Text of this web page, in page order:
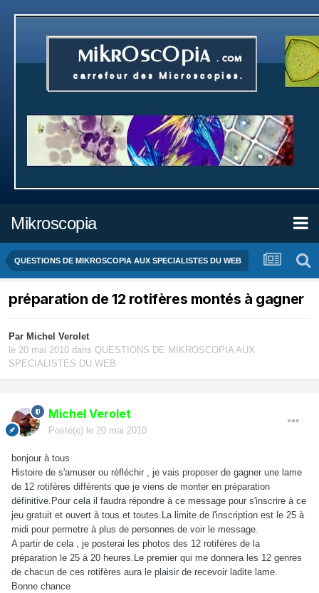
Mikroscopia
QUESTIONS DE MIKROSCOPIA AUX SPECIALISTES DU WEB
préparation de 12 rotifères montés à gagner
Par Michel Verolet
le 20 mai 2010 dans QUESTIONS DE MIKROSCOPIA AUX
SPECIALISTES DU WEB
Michel Verolet
Posté(e) le 20 mai 2010
bonjour à tous
Histoire de s'amuser ou réfléchir , je vais proposer de gagner une lame
de 12 rotifères différents que je viens de monter en préparation
définitive.Pour cela il faudra répondre à ce message pour s'inscrire à ce
jeu gratuit et ouvert à tous et toutes.La limite de l'inscription est le 25 à
midi pour permetre à plus de personnes de voir le message.
A partir de cela , je posterai les photos des 12 rotifères de la
préparation le 25 à 20 heures.Le premier qui me donnera les 12 genres
de chacun de ces rotifères aura le plaisir de recevoir ladite lame.
Bonne chance